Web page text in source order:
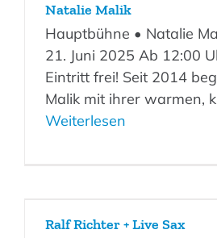
Natalie Malik
Hauptbühne • Natalie
21. Juni 2025 Ab 12:00
Eintritt frei! Seit 2014
Malik mit ihrer warmen,
Weiterlesen
Ralf Richter + Live Sax